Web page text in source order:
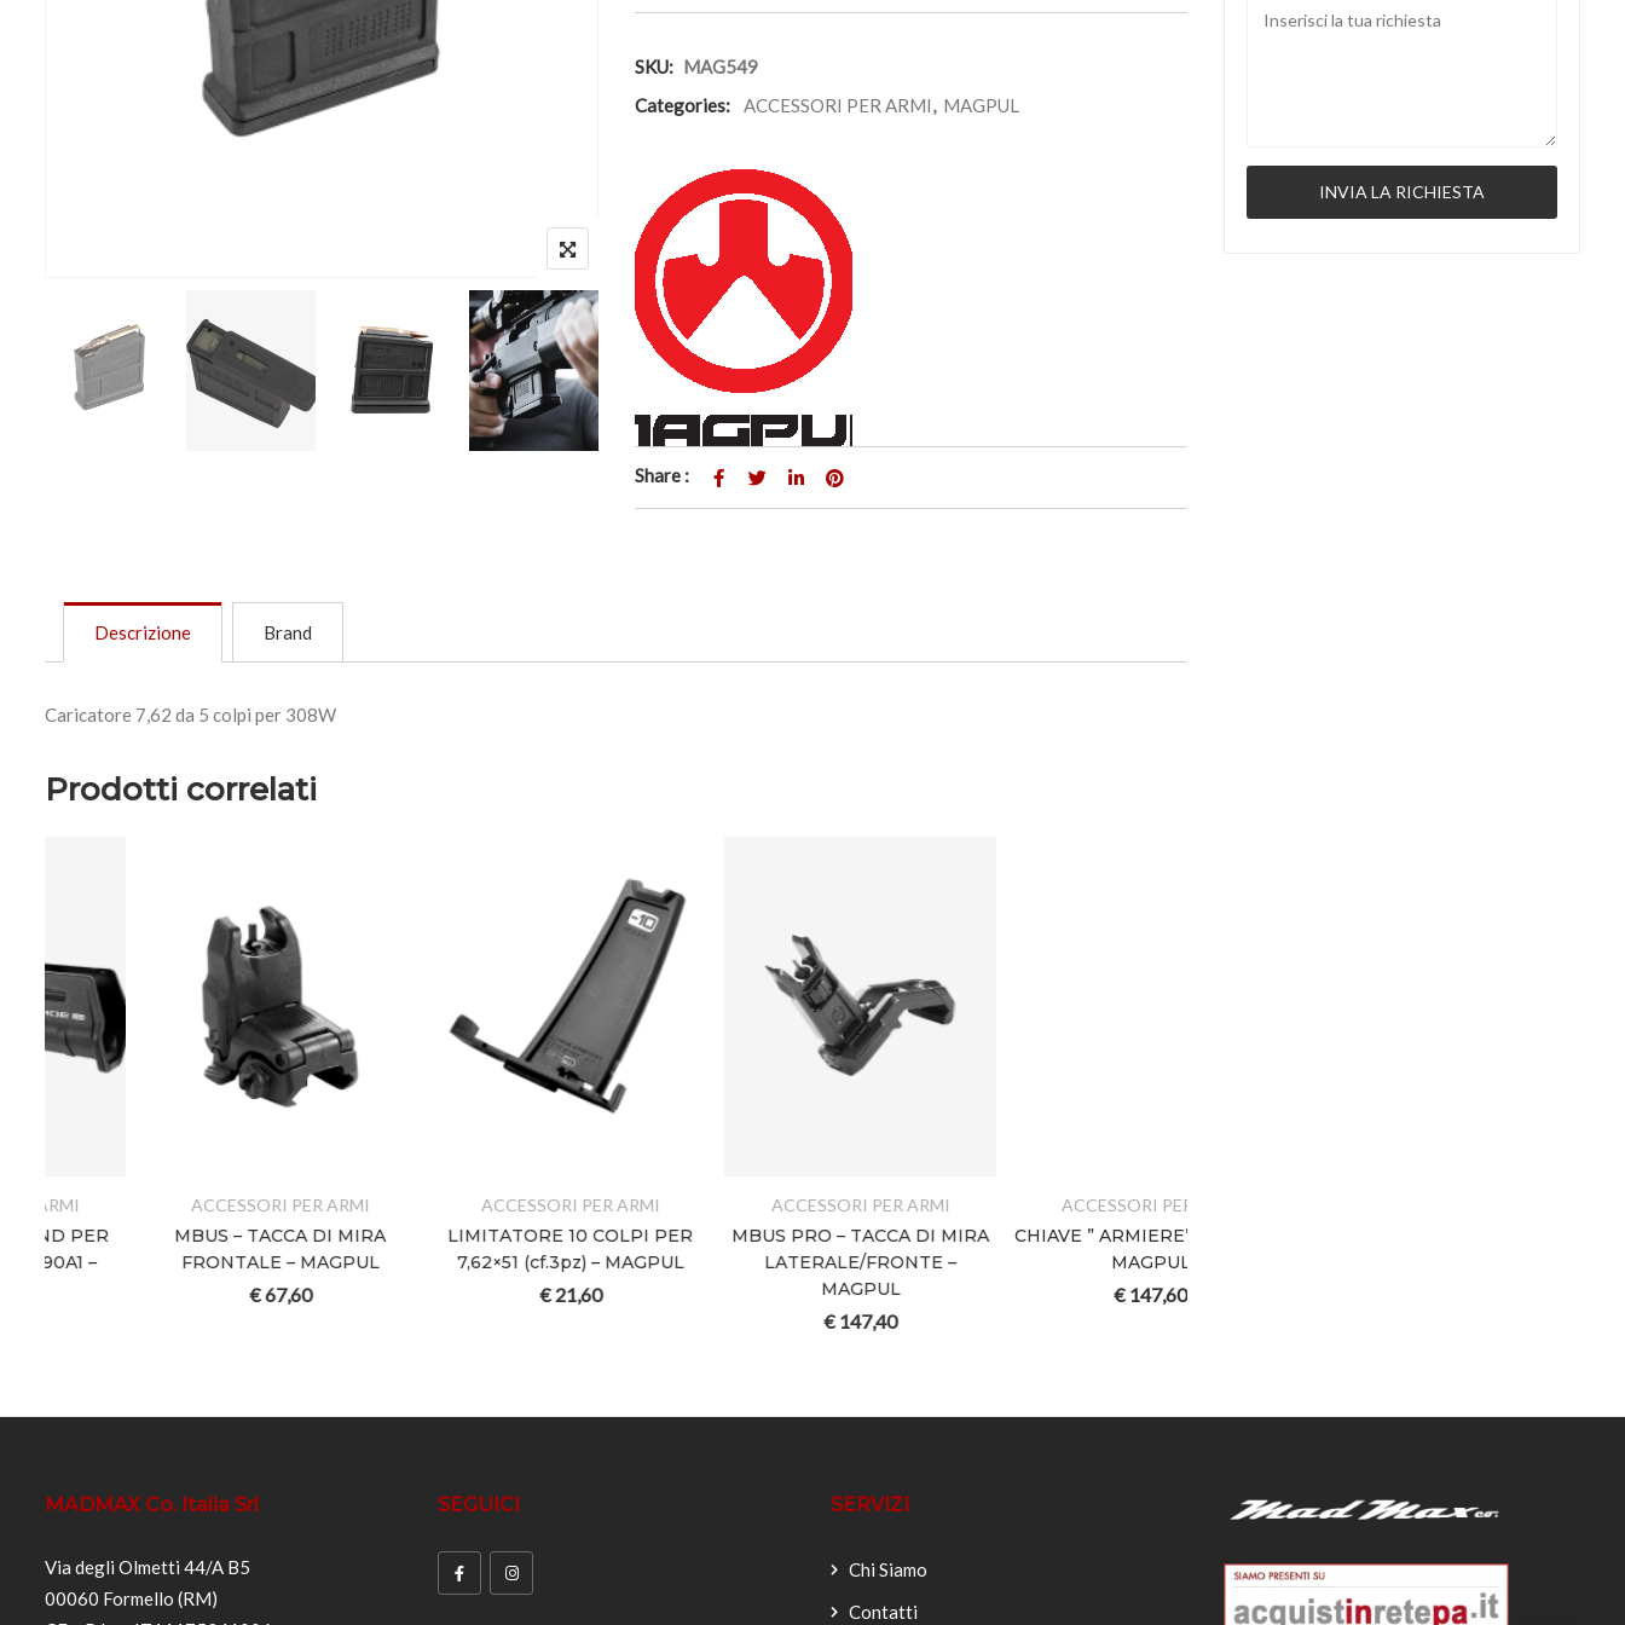
SKU: MAG549
Categories:
ACCESSORI PER ARMI, MAGPUL
Share :
Descrizione Brand
Caricatore 7,62 da 5 colpi per 308W
Prodotti correlati
ACCESSORI PER ARMI
MBUS – TACCA DI MIRA
FRONTALE – MAGPUL
ACCESSORI PER ARMI
LIMITATORE 10 COLPI PER
7,62×51 (cf.3pz) – MAGPUL
ACCESSORI PER ARMI
MBUS PRO – TACCA DI MIRA
LATERALE/FRONTE –
ACCESSORI PER ARMI
CHIAVE ” ARMIERE” AR15/M4 –
MADMAX Co. Italia Srl
Via degli Olmetti 44/A B5
00060 Formello (RM)
SEGUICI SERVIZI
Chi Siamo
Contatti